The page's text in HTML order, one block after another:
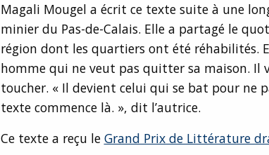
Magali Mougel a écrit ce texte suite à une
minier du Pas-de-Calais. Elle a partagé le
région dont les quartiers ont été réhabilités.
homme qui ne veut pas quitter sa maison. Il
toucher. « Il devient celui qui se bat pour ne
texte commence là. », dit l’autrice.
Ce texte a reçu le Grand Prix de Littérature